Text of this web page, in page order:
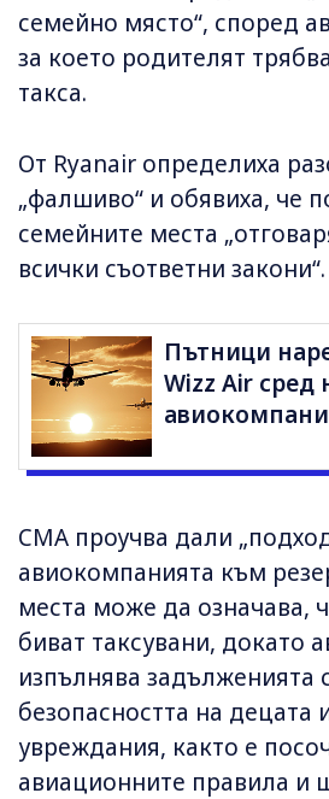
семейно място“, според
за което родителят
такса.
От Ryanair определиха
„фалшиво“ и обявиха, че
семейните места
всички съответни закони“.
Пътници
Wizz Air
CMA проучва дали
авиокомпанията към
места може да означава,
биват таксувани, докато
изпълнява задълженията
безопасността на децата
увреждания, както е
авиационните правила и